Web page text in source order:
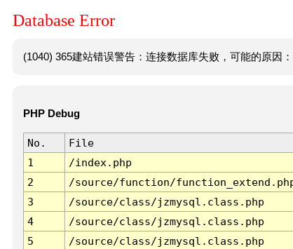
Database Error
(1040) 365建站错误警告：连接数据库失败，可能的原因
PHP Debug
No. File
1
/index.php
2
/source/function/
3
/source/class/jzmysql.class.php
4
/source/class/jzmysql.class.php
5
/source/class/jzmysql.class.php